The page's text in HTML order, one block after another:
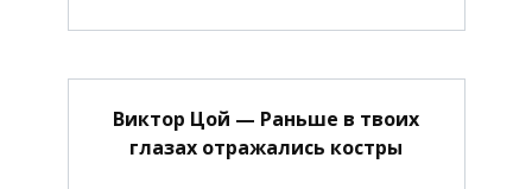
Виктор Цой — Раньше в твоих
глазах отражались костры